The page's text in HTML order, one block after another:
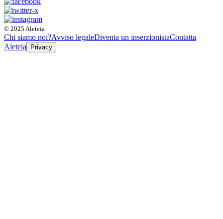
© 2025 Aleteia
Chi siamo noi?Avviso legaleDiventa un inserzionistaContatta
Aleteia
Privacy